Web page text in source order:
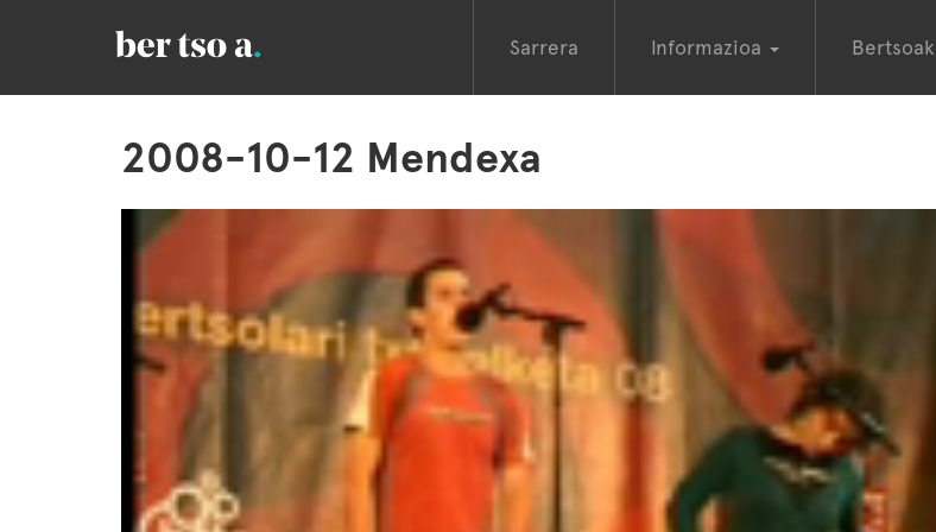
Sarrera Informazioa Bertsoak
2008-10-12 Mendexa